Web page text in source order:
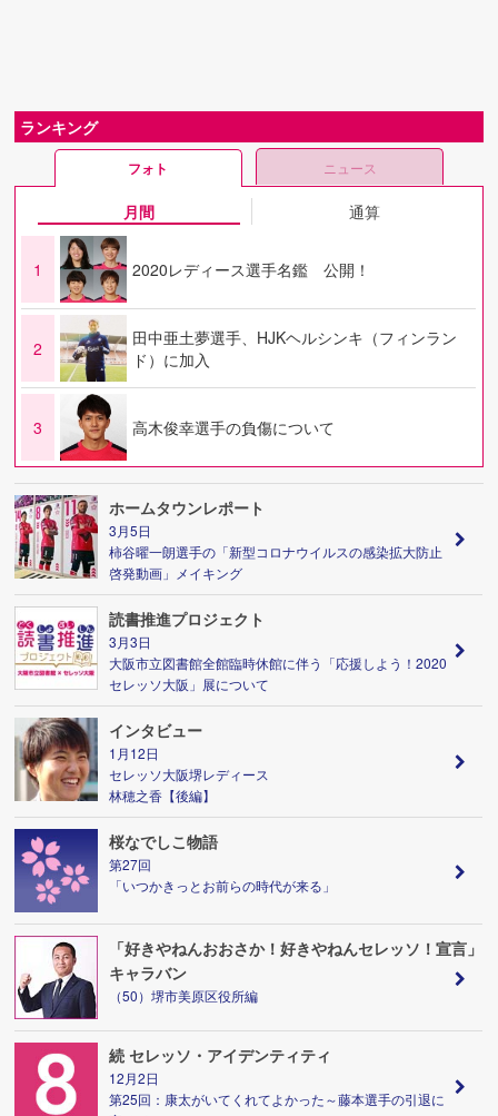
ランキング
フォト ニュース
月間 通算
1 2020レディース選手名鑑 公開！
2
田中亜土夢選手、HJKヘルシンキ（フィンラン
ド）に加入
3 高木俊幸選手の負傷について
ホームタウンレポート
3月5日
柿谷曜一朗選手の「新型コロナウイルスの感染拡大防止
啓発動画」メイキング
読書推進プロジェクト
3月3日
大阪市立図書館全館臨時休館に伴う「応援しよう！2020
セレッソ大阪」展について
インタビュー
1月12日
セレッソ大阪堺レディース
林穂之香【後編】
桜なでしこ物語
第27回
「いつかきっとお前らの時代が来る」
「好きやねんおおさか！好きやねんセレッソ！宣言」
キャラバン
（50）堺市美原区役所編
続 セレッソ・アイデンティティ
12月2日
第25回：康太がいてくれてよかった～藤本選手の引退に